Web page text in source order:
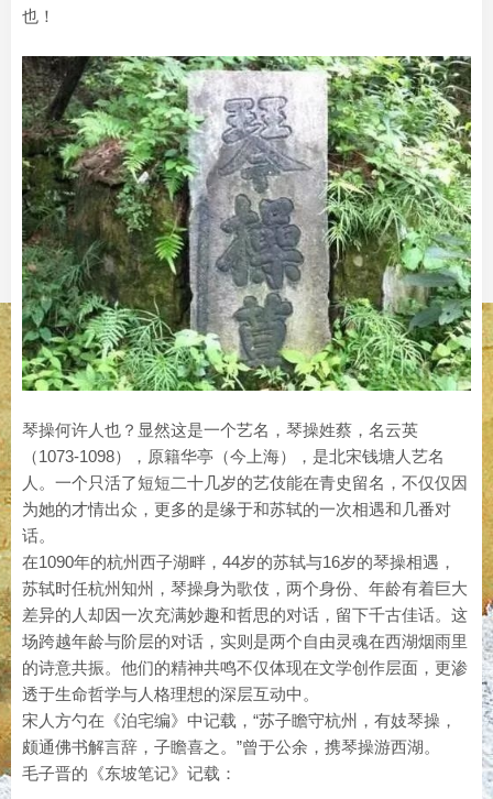
也！
琴操何许人也？显然这是一个艺名，琴操姓蔡，名云英
（1073-1098），原籍华亭（今上海），是北宋钱塘人艺名
人。一个只活了短短二十几岁的艺伎能在青史留名，不仅仅因
为她的才情出众，更多的是缘于和苏轼的一次相遇和几番对
话。
在1090年的杭州西子湖畔，44岁的苏轼与16岁的琴操相遇，
苏轼时任杭州知州，琴操身为歌伎，两个身份、年龄有着巨大
差异的人却因一次充满妙趣和哲思的对话，留下千古佳话。这
场跨越年龄与阶层的对话，实则是两个自由灵魂在西湖烟雨里
的诗意共振。他们的精神共鸣不仅体现在文学创作层面，更渗
透于生命哲学与人格理想的深层互动中。
宋人方勺在《泊宅编》中记载，“苏子瞻守杭州，有妓琴操，
颇通佛书解言辞，子瞻喜之。”曾于公余，携琴操游西湖。
毛子晋的《东坡笔记》记载：